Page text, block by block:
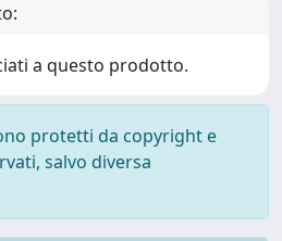
a questo prodotto.
protetti da copyright e
salvo diversa